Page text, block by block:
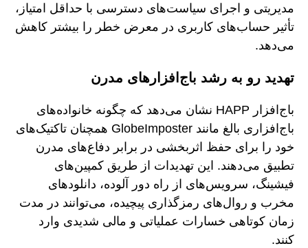
مدیریتی و اجرای سیاست‌های دسترسی با حداقل امتیاز،
تأثیر حساب‌های کاربری در معرض خطر را بیشتر کاهش
می‌دهد.
تهدید رو به رشد باج‌افزارهای مدرن
باج‌افزار HAPP نشان می‌دهد که چگونه خانواده‌های
باج‌افزاری بالغ مانند GlobeImposter همچنان تاکتیک‌های
خود را برای حفظ اثربخشی در برابر دفاع‌های مدرن
تطبیق می‌دهند. این تهدیدات از طریق کمپین‌های
فیشینگ، سرویس‌های از راه دور آلوده، دانلودهای
مخرب و روال‌های رمزگذاری پیچیده، می‌توانند در مدت
زمان کوتاهی خسارات عملیاتی و مالی شدیدی وارد
کنند.